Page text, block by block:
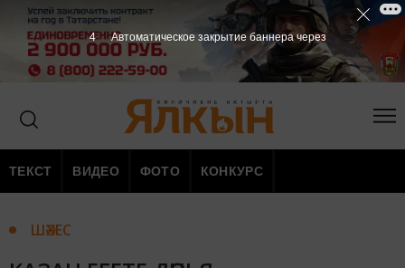
ТЕКСТ ВИДЕО ФОТО КОНКУРС
ШӘХЕС
3 Автоматическое закрытие баннера через